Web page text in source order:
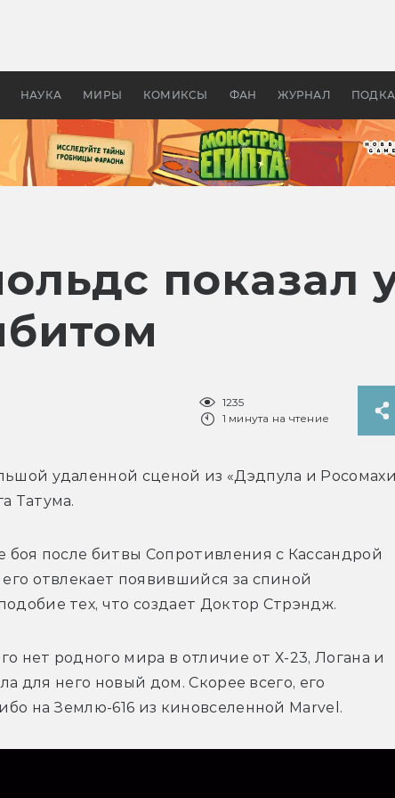
НАУКА МИРЫ КОМИКСЫ ФАН ЖУРНАЛ
бы «Властелина колец»
Древней Грецией
показал
1235
1 минута на чтение
удаленной сценой из «Дэдпула и
Татума.
боя после битвы Сопротивления с Кассандрой
отвлекает появившийся за спиной
тех, что создает Доктор Стрэндж.
нет родного мира в отличие от Х-23, Логана и
для него новый дом. Скорее всего, его
на Землю-616 из киновселенной Marvel.